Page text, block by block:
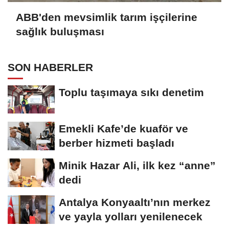
ABB'den mevsimlik tarım işçilerine
sağlık buluşması
SON HABERLER
Toplu taşımaya sıkı denetim
Emekli Kafe’de kuaför ve
berber hizmeti başladı
Minik Hazar Ali, ilk kez “anne”
dedi
Antalya Konyaaltı’nın merkez
ve yayla yolları yenilenecek